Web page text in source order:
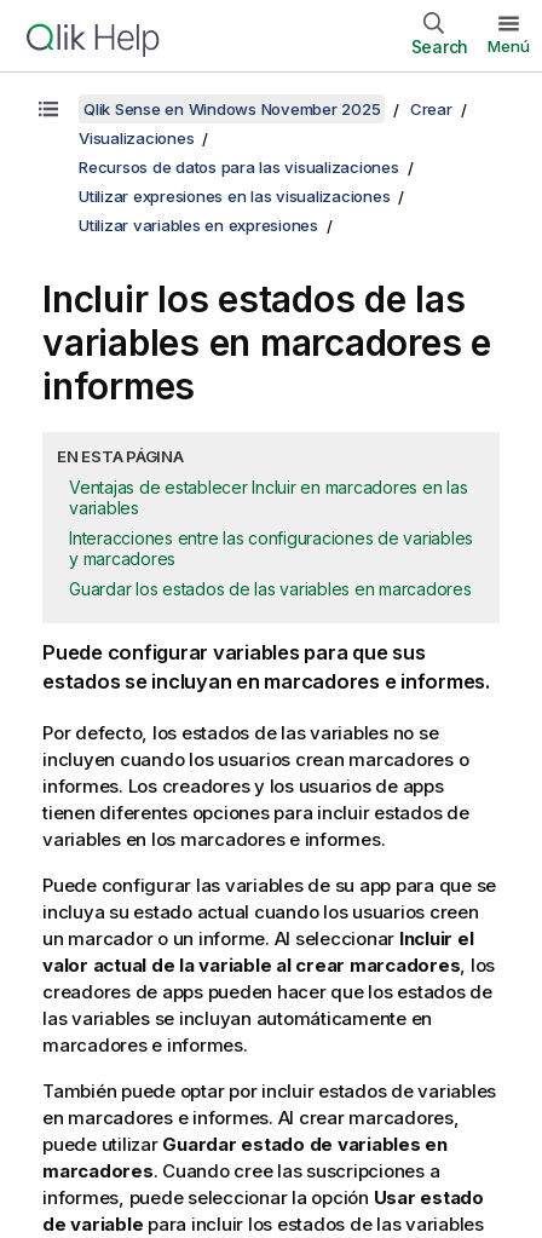
Search Menú
Qlik Sense en Windows November 2025
Crear
Visualizaciones
Recursos de datos para las visualizaciones
Utilizar expresiones en las visualizaciones
Utilizar variables en expresiones
Incluir los estados de las
variables en marcadores e
informes
EN ESTA PÁGINA
Ventajas de establecer Incluir en marcadores en las
variables
Interacciones entre las configuraciones de variables
y marcadores
Guardar los estados de las variables en marcadores
Puede configurar variables para que sus
estados se incluyan en marcadores e informes.
Por defecto, los estados de las variables no se
incluyen cuando los usuarios crean marcadores o
informes. Los creadores y los usuarios de apps
tienen diferentes opciones para incluir estados de
variables en los marcadores e informes.
Puede configurar las variables de su app para que se
incluya su estado actual cuando los usuarios creen
un marcador o un informe. Al seleccionar Incluir el
valor actual de la variable al crear marcadores, los
creadores de apps pueden hacer que los estados de
las variables se incluyan automáticamente en
marcadores e informes.
También puede optar por incluir estados de variables
en marcadores e informes. Al crear marcadores,
puede utilizar Guardar estado de variables en
marcadores. Cuando cree las suscripciones a
informes, puede seleccionar la opción Usar estado
de variable para incluir los estados de las variables